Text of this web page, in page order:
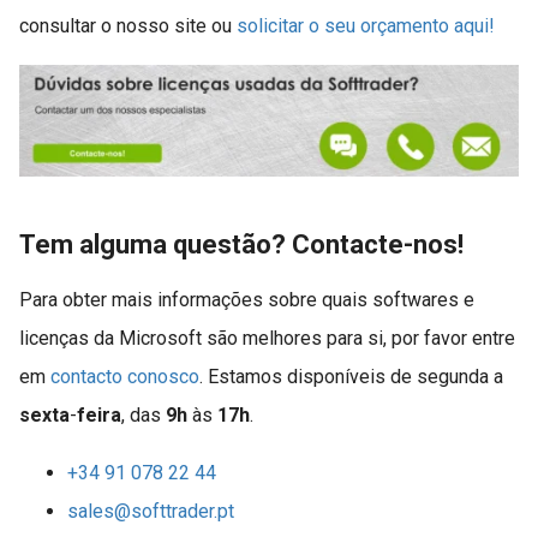
consultar o nosso site ou solicitar o seu orçamento aqui!
Tem alguma questão? Contacte-nos!
Para obter mais informações sobre quais softwares e
licenças da Microsoft são melhores para si, por favor entre
em contacto conosco. Estamos disponíveis de segunda a
sexta-feira, das 9h às 17h.
+34 91 078 22 44
sales@softtrader.pt